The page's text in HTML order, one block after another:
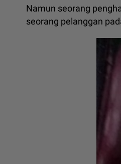
Namun seorang
seorang pelanggan